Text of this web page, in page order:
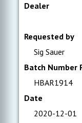
Dealer
Requested by
Sig Sauer
Batch Number
HBAR1914
Date
2020-12-01